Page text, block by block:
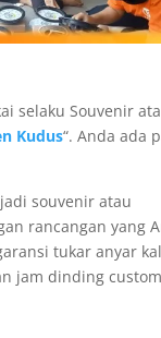
selaku Souvenir
Kudus“. Anda ada
souvenir atau
rancangan yang
tukar anyar
jam dinding custom